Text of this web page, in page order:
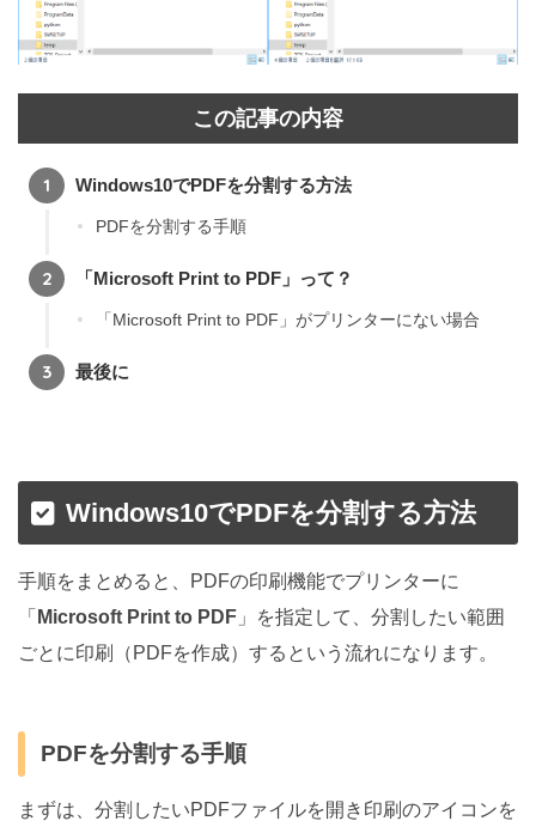
この記事の内容
Windows10でPDFを分割する方法
PDFを分割する手順
「Microsoft Print to PDF」って？
「Microsoft Print to PDF」がプリンターにない場合
最後に
Windows10でPDFを分割する方法
手順をまとめると、PDFの印刷機能でプリンターに
「 Microsoft Print to PDF 」を指定して、分割したい範囲
ごとに印刷（PDFを作成）するという流れになります。
PDFを分割する手順
まずは、分割したいPDFファイルを開き印刷のアイコンを